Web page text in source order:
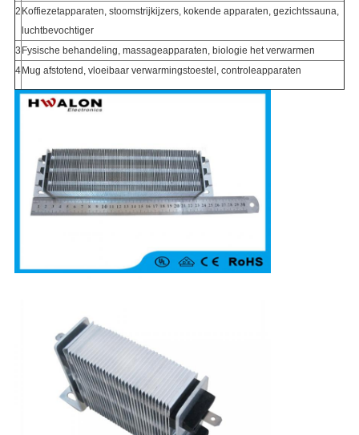
2 Koffiezetapparaten, stoomstrijkijzers, kokende apparaten, gezichtssauna,
luchtbevochtiger
3 Fysische behandeling, massageapparaten, biologie het verwarmen
4 Mug afstotend, vloeibaar verwarmingstoestel, controleapparaten